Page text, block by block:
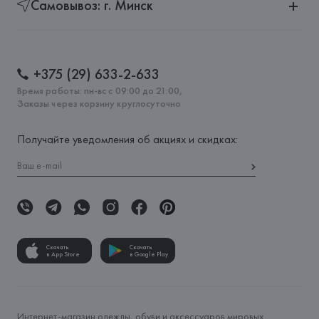
Самовывоз: г. Минск
+375 (29) 633-2-633
Время работы: пн-вс с 09:00 до 21:00,
Заказы через корзину круглосуточно
Получайте уведомления об акциях и скидках:
Скачать
в App Store
Скачать
в Google Play
Интернет-магазин одежды, обуви и аксессуаров мировых